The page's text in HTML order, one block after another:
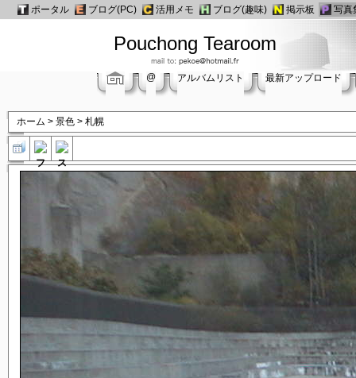
Pouchong Tearoom
@ アルバムリスト 最新アップロード
ホーム > 景色 > 札幌
ポータル ブログ(PC) 活用メモ ブログ(趣味) 掲示板 写真